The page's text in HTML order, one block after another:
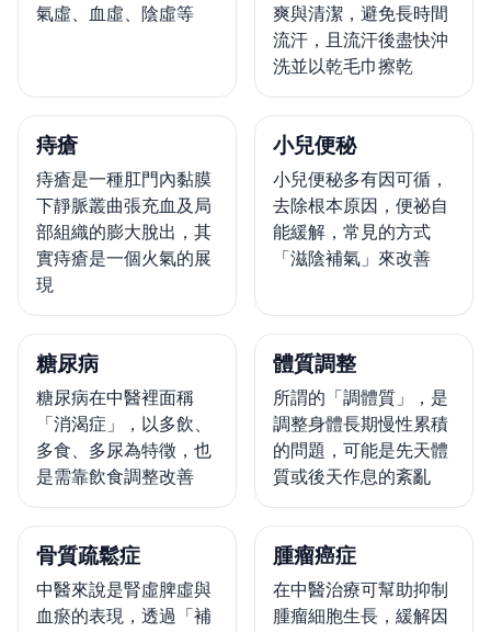
氣虛、血虛、陰虛等
爽與清潔，避免長時間
流汗，且流汗後盡快沖
洗並以乾毛巾擦乾
痔瘡
痔瘡是一種肛門內黏膜
下靜脈叢曲張充血及局
部組織的膨大脫出，其
實痔瘡是一個火氣的展
現
小兒便秘
小兒便秘多有因可循，
去除根本原因，便祕自
能緩解，常見的方式
「滋陰補氣」來改善
糖尿病
糖尿病在中醫裡面稱
「消渴症」，以多飲、
多食、多尿為特徵，也
是需靠飲食調整改善
體質調整
所謂的「調體質」，是
調整身體長期慢性累積
的問題，可能是先天體
質或後天作息的紊亂
骨質疏鬆症
中醫來說是腎虛脾虛與
血瘀的表現，透過「補
腫瘤癌症
在中醫治療可幫助抑制
腫瘤細胞生長，緩解因